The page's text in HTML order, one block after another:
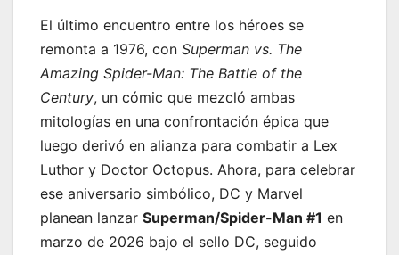
El último encuentro entre los héroes se
remonta a 1976, con Superman vs. The
Amazing Spider-Man: The Battle of the
Century, un cómic que mezcló ambas
mitologías en una confrontación épica que
luego derivó en alianza para combatir a Lex
Luthor y Doctor Octopus. Ahora, para celebrar
ese aniversario simbólico, DC y Marvel
planean lanzar Superman/Spider-Man #1 en
marzo de 2026 bajo el sello DC, seguido